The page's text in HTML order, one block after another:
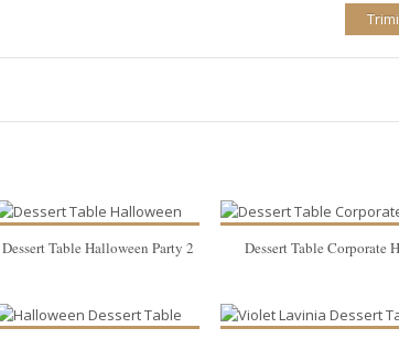
Dessert Table Halloween Party 2 Dessert Table Corporate H